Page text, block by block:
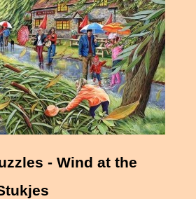
- Wind at the